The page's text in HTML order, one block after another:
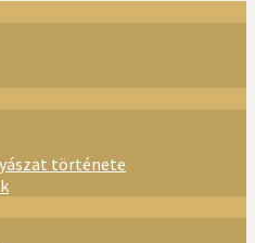
története